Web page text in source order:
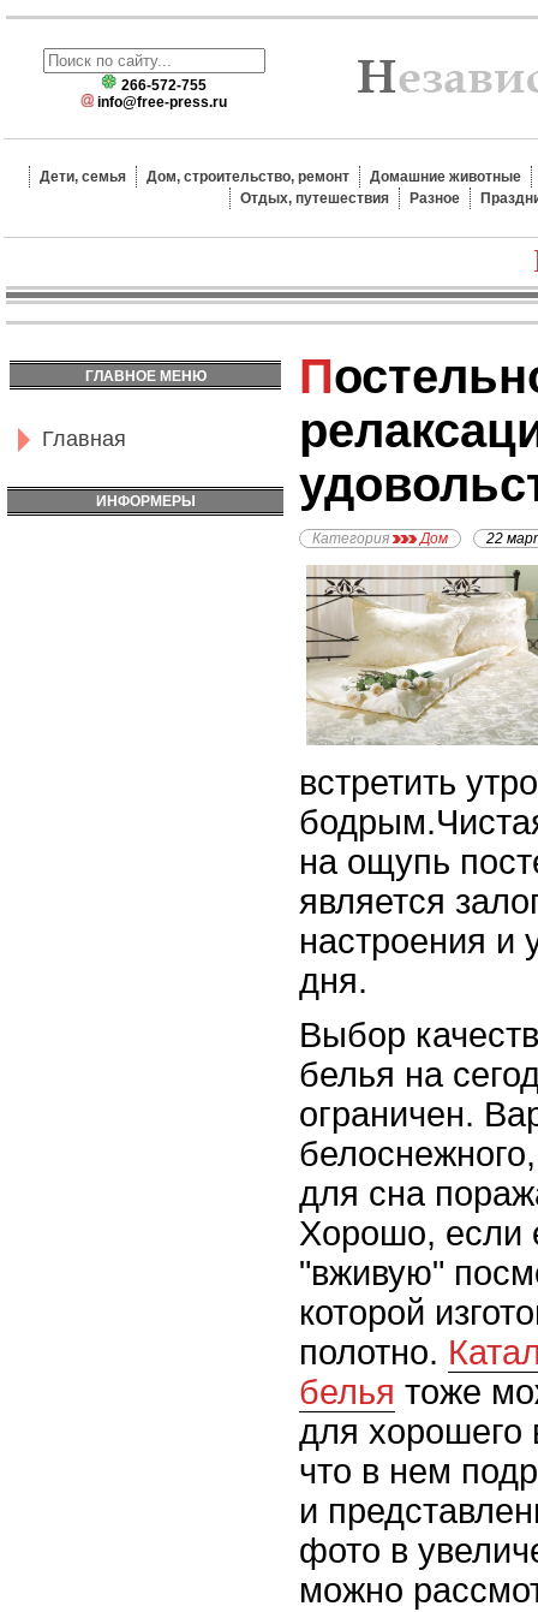
266-572-755
info@free-press.ru
Дети, семья Дом, строительство, ремонт
Домашние животные
Отдых, путешествия
Разное
ГЛАВНОЕ МЕНЮ
Главная
ИНФОРМЕРЫ
Постельное бельё для
Категория Дом 22
встретить
на ощупь
является
настроения и
дня.
Выбор
белья на
ограничен.
для сна
Хорошо, если
"вживую"
которой
полотно.
белья тоже
для хорошего
что в нем
и
фото в
можно